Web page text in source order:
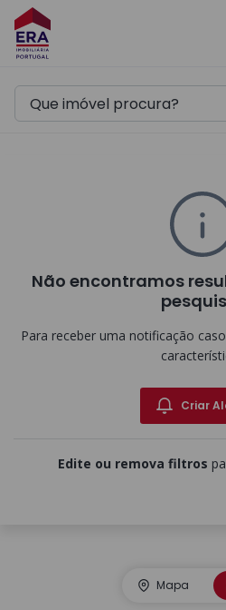
Não encontramos
Para receber uma notificação
Criar
Edite ou remova filtros
Mapa